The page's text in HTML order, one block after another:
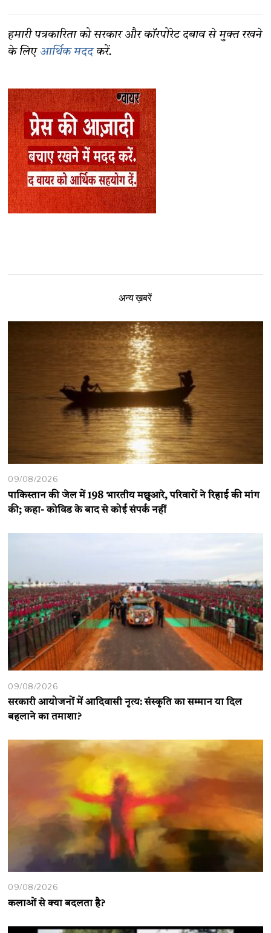
हमारी पत्रकारिता को सरकार और कॉरपोरेट दबाव से मुक्त रखने
के लिए आर्थिक मददकरें.
अन्य ख़बरें
09/08/2026
पाकिस्तान की जेल में 198 भारतीय मछुआरे, परिवारों ने रिहाई की मांग
की; कहा- कोविड के बाद से कोई संपर्क नहीं
09/08/2026
सरकारी आयोजनों में आदिवासी नृत्य: संस्कृति का सम्मान या दिल
बहलाने का तमाशा?
09/08/2026
कलाओं से क्या बदलता है?